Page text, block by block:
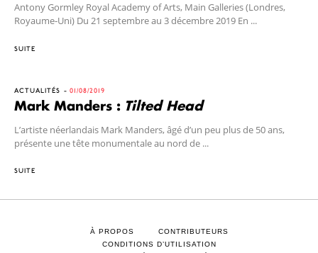
Antony Gormley Royal Academy of Arts, Main Galleries (Londres,
Royaume-Uni) Du 21 septembre au 3 décembre 2019 En ...
SUITE
ACTUALITÉS 01/08/2019
Mark Manders : Tilted Head
L’artiste néerlandais Mark Manders, âgé d’un peu plus de 50 ans,
présente une tête monumentale au nord de ...
SUITE
À PROPOS
CONTRIBUTEURS
CONDITIONS D’UTILISATION